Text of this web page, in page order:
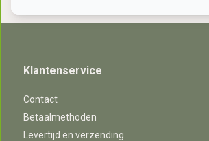
Klantenservice
Contact
Betaalmethoden
Levertijd en verzending